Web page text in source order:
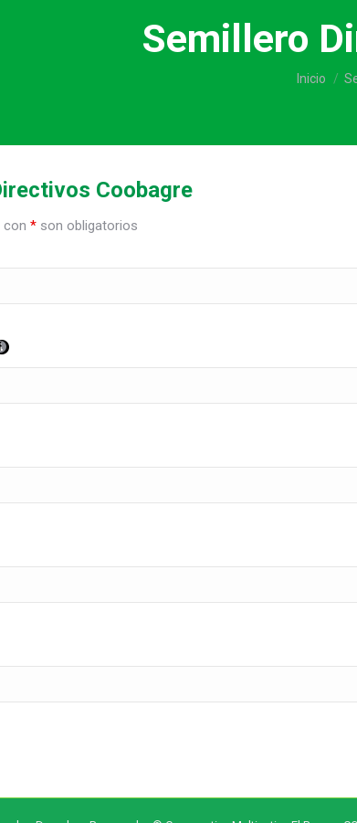
Semillero
Estás aquí:
Inicio
Coobagre
con * son obligatorios